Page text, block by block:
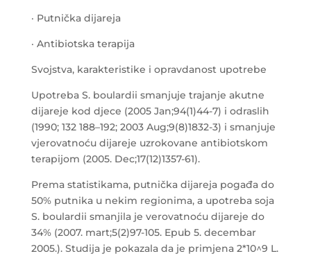
· Putnička dijareja
· Antibiotska terapija
Svojstva, karakteristike i opravdanost upotrebe
Upotreba S. boulardii smanjuje trajanje akutne
dijareje kod djece (2005 Jan;94(1)44-7) i odraslih
(1990; 132 188–192; 2003 Aug;9(8)1832-3) i smanjuje
vjerovatnoću dijareje uzrokovane antibiotskom
terapijom (2005. Dec;17(12)1357-61).
Prema statistikama, putnička dijareja pogađa do
50% putnika u nekim regionima, a upotreba soja
S. boulardii smanjila je verovatnoću dijareje do
34% (2007. mart;5(2)97-105. Epub 5. decembar
2005.). Studija je pokazala da je primjena 2*10^9 L.